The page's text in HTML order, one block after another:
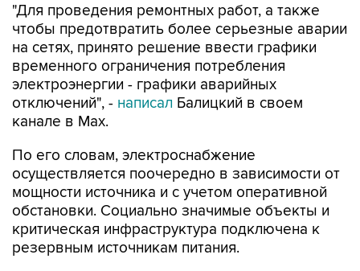
"Для проведения ремонтных работ, а также
чтобы предотвратить более серьезные аварии
на сетях, принято решение ввести графики
временного ограничения потребления
электроэнергии - графики аварийных
отключений", - написал Балицкий в своем
канале в Max.
По его словам, электроснабжение
осуществляется поочередно в зависимости от
мощности источника и с учетом оперативной
обстановки. Социально значимые объекты и
критическая инфраструктура подключена к
резервным источникам питания.